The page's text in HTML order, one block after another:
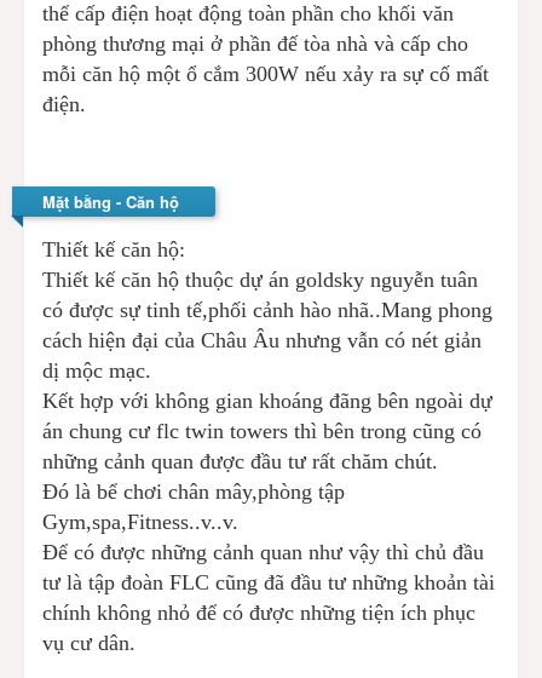
thể cấp điện hoạt động toàn phần cho khối văn
phòng thương mại ở phần đế tòa nhà và cấp cho
mỗi căn hộ một ổ cắm 300W nếu xảy ra sự cố mất
điện.
Mặt bằng - Căn hộ
Thiết kế căn hộ:
Thiết kế căn hộ thuộc dự án goldsky nguyễn tuân
có được sự tinh tế,phối cảnh hào nhã..Mang phong
cách hiện đại của Châu Âu nhưng vẫn có nét giản
dị mộc mạc.
Kết hợp với không gian khoáng đãng bên ngoài dự
án chung cư flc twin towers thì bên trong cũng có
những cảnh quan được đầu tư rất chăm chút.
Đó là bể chơi chân mây,phòng tập
Gym,spa,Fitness..v..v.
Để có được những cảnh quan như vậy thì chủ đầu
tư là tập đoàn FLC cũng đã đầu tư những khoản tài
chính không nhỏ để có được những tiện ích phục
vụ cư dân.